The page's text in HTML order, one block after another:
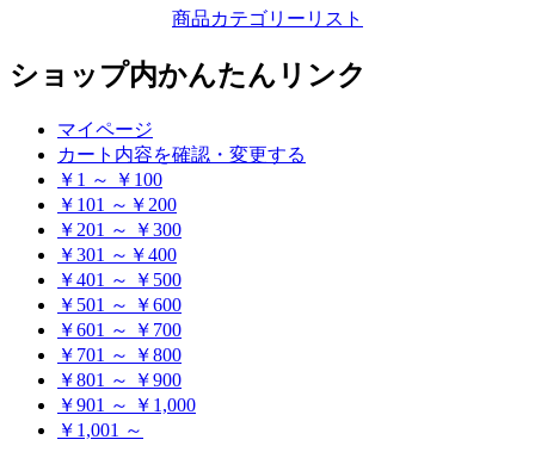
商品カテゴリーリスト
ショップ内かんたんリンク
マイページ
カート内容を確認・変更する
￥1 ～ ￥100
￥101 ～￥200
￥201 ～ ￥300
￥301 ～￥400
￥401 ～ ￥500
￥501 ～ ￥600
￥601 ～ ￥700
￥701 ～ ￥800
￥801 ～ ￥900
￥901 ～ ￥1,000
￥1,001 ～